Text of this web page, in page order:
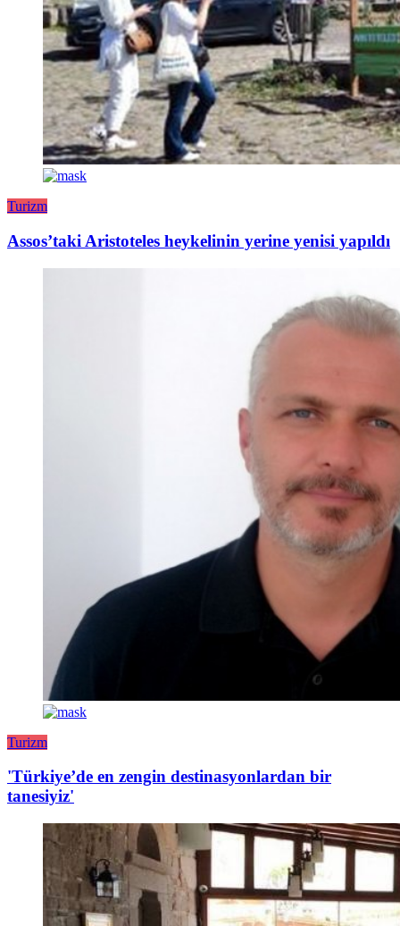
Turizm
Assos’taki Aristoteles heykelinin yerine yenisi yapıldı
Turizm
'Türkiye’de en zengin destinasyonlardan bir
tanesiyiz'